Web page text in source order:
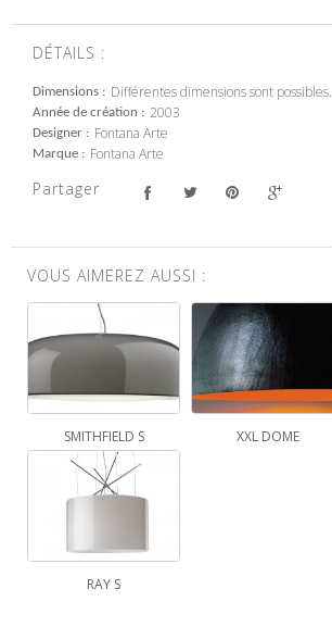
DÉTAILS :
Dimensions Différentes dimensions sont possibles.
Année de création 2003
Designer Fontana Arte
Marque Fontana Arte
Partager
VOUS AIMEREZ AUSSI :
SMITHFIELD S XXL DOME
RAY S